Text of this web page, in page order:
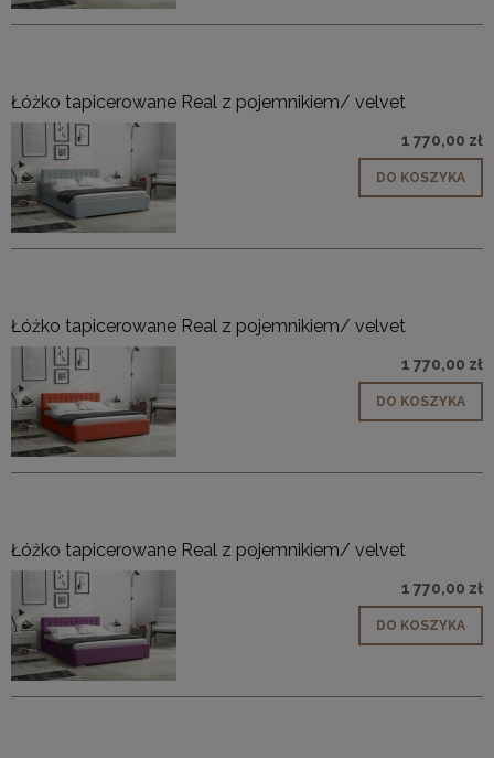
Łóżko tapicerowane Real z pojemnikiem/ velvet
1 770,00 zł
DO KOSZYKA
Łóżko tapicerowane Real z pojemnikiem/ velvet
1 770,00 zł
DO KOSZYKA
Łóżko tapicerowane Real z pojemnikiem/ velvet
1 770,00 zł
DO KOSZYKA